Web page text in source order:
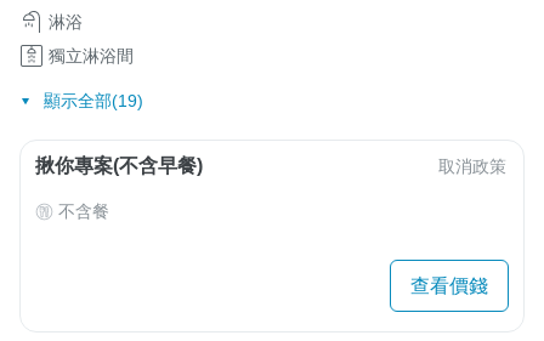
淋浴
獨立淋浴間
顯示全部(19)
揪你專案(不含早餐) 取消政策
不含餐
查看價錢